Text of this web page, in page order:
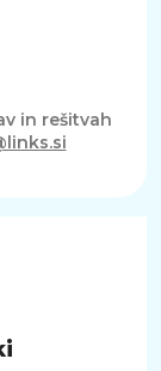
in rešitvah